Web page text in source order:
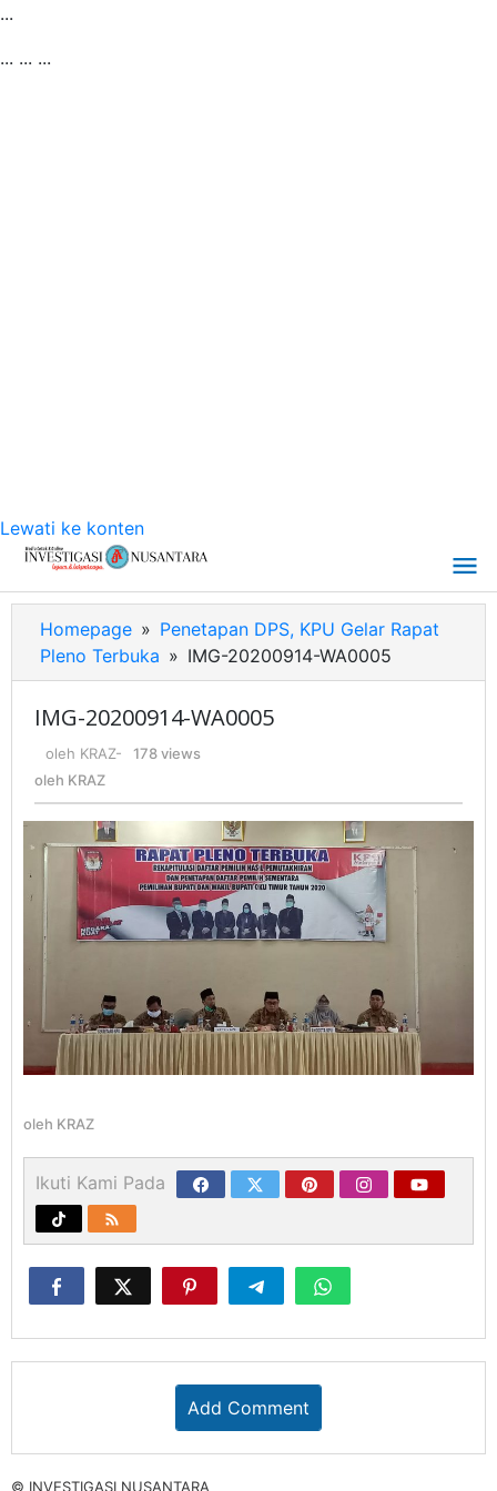
...
... ... ...
Lewati ke konten
Homepage » Penetapan DPS, KPU Gelar Rapat
Pleno Terbuka » IMG-20200914-WA0005
IMG-20200914-WA0005
oleh KRAZ-
178 views
oleh KRAZ
oleh KRAZ
Ikuti Kami Pada
Add Comment
© INVESTIGASI NUSANTARA